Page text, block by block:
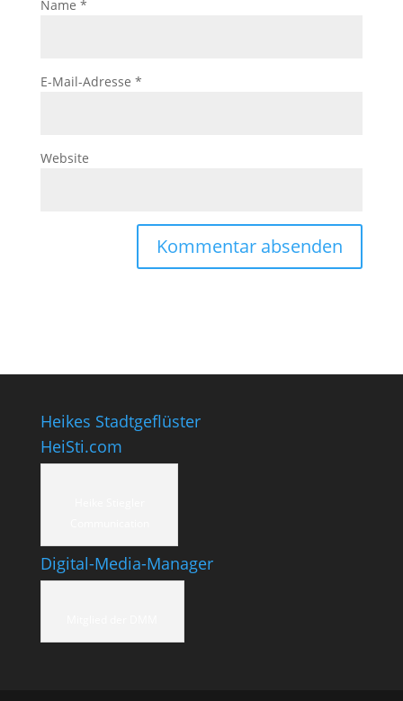
Name *
E-Mail-Adresse *
Website
Heikes Stadtgeflüster
HeiSti.com
Digital-Media-Manager